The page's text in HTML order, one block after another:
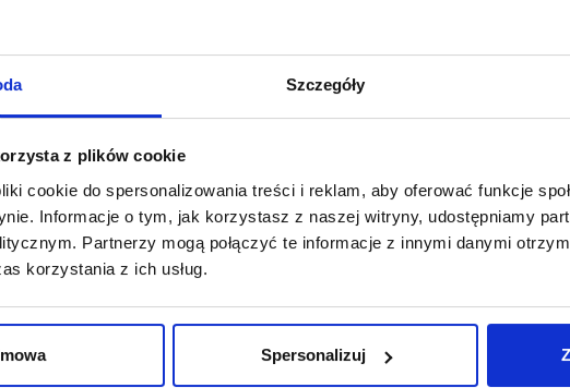
Szczegóły
z plików cookie
cookie do spersonalizowania treści i reklam, aby oferować funkcje
Informacje o tym, jak korzystasz z naszej witryny, udostępniamy
Partnerzy mogą połączyć te informacje z innymi danymi
korzystania z ich usług.
Spersonalizuj